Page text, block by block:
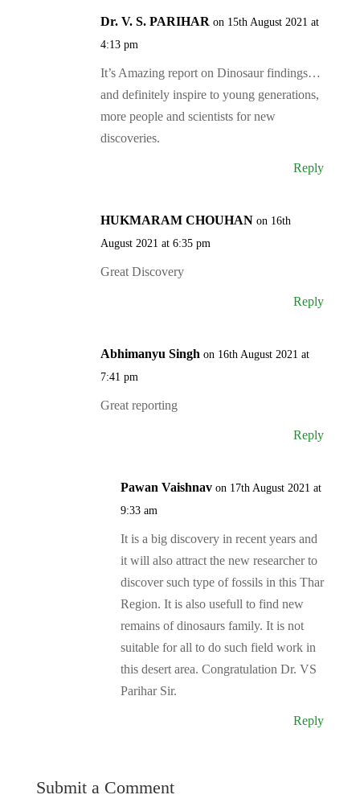
Dr. V. S. PARIHAR on 15th August 2021 at
4:13 pm
It’s Amazing report on Dinosaur findings…
and definitely inspire to young generations,
more people and scientists for new
discoveries.
Reply
HUKMARAM CHOUHAN on 16th
August 2021 at 6:35 pm
Great Discovery
Reply
Abhimanyu Singh on 16th August 2021 at
7:41 pm
Great reporting
Reply
Pawan Vaishnav on 17th August 2021 at
9:33 am
It is a big discovery in recent years and
it will also attract the new researcher to
discover such type of fossils in this Thar
Region. It is also usefull to find new
remains of dinosaurs family. It is not
suitable for all to do such field work in
this desert area. Congratulation Dr. VS
Parihar Sir.
Reply
Submit a Comment